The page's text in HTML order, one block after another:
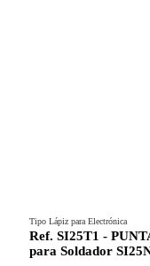
Tipo Lápiz para Electrónica
Ref. SI25T1 -
para Soldador